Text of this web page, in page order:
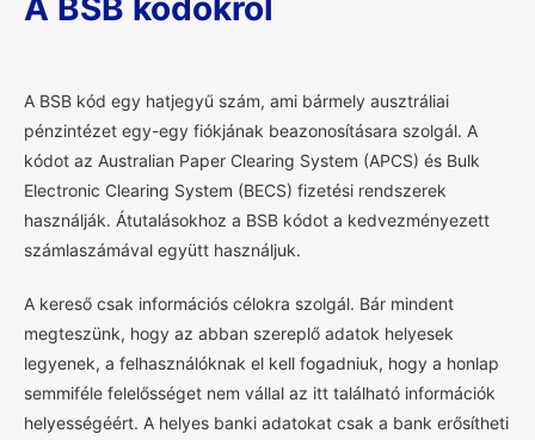
A BSB kódokról
A BSB kód egy hatjegyű szám, ami bármely ausztráliai
pénzintézet egy-egy fiókjának beazonosításara szolgál. A
kódot az Australian Paper Clearing System (APCS) és Bulk
Electronic Clearing System (BECS) fizetési rendszerek
használják. Átutalásokhoz a BSB kódot a kedvezményezett
számlaszámával együtt használjuk.
A kereső csak információs célokra szolgál. Bár mindent
megteszünk, hogy az abban szereplő adatok helyesek
legyenek, a felhasználóknak el kell fogadniuk, hogy a honlap
semmiféle felelősséget nem vállal az itt található információk
helyességéért. A helyes banki adatokat csak a bank erősítheti